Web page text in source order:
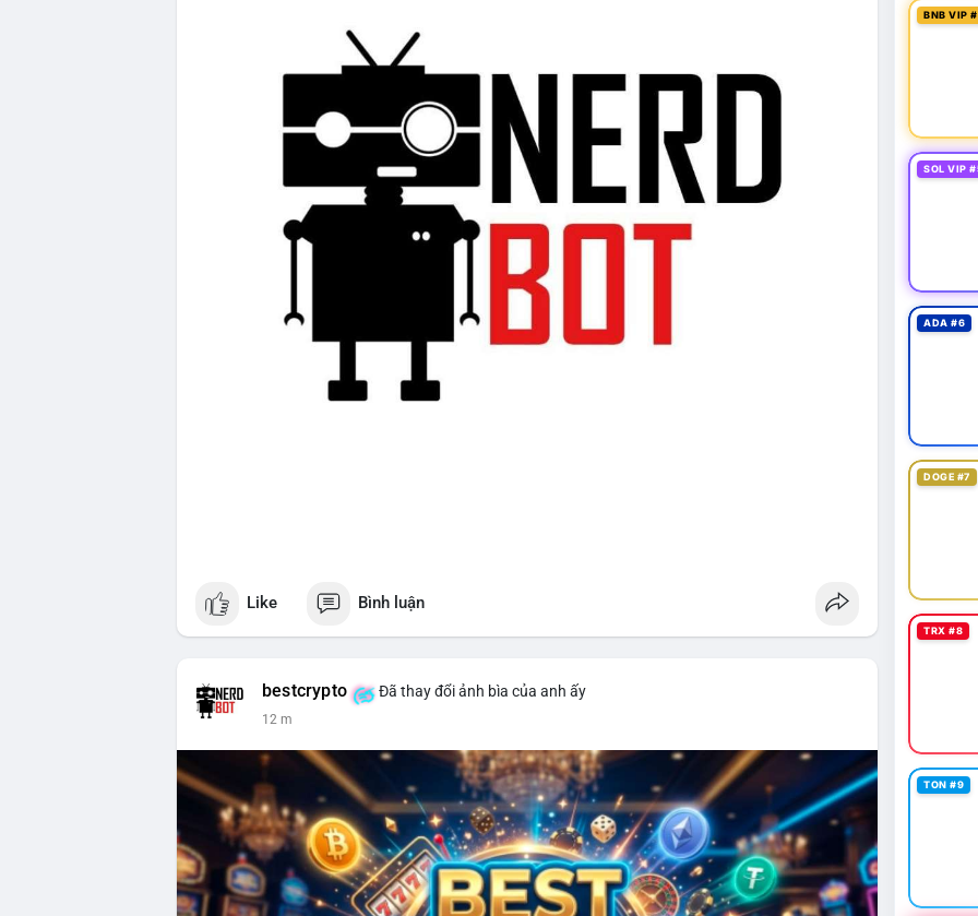
Like Bình luận
bestcrypto Đã thay đổi ảnh bìa của anh ấy
12 m
BNB VIP
SOL VIP
ADA #6
DOGE #7
TRX #8
TON #9